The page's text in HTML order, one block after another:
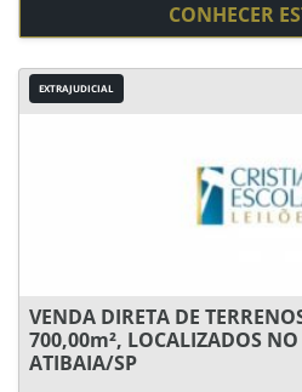
CONHECER
EXTRAJUDICIAL
VENDA DIRETA DE
700,00m², LOCALIZADOS
ATIBAIA/SP